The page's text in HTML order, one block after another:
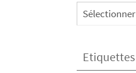
Articles
archivés
Etiquettes